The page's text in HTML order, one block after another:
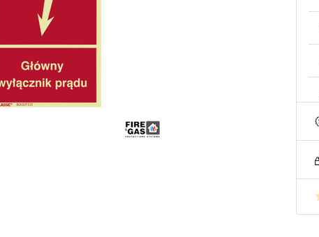
GAŚNICE DO ELEKTRONIKI